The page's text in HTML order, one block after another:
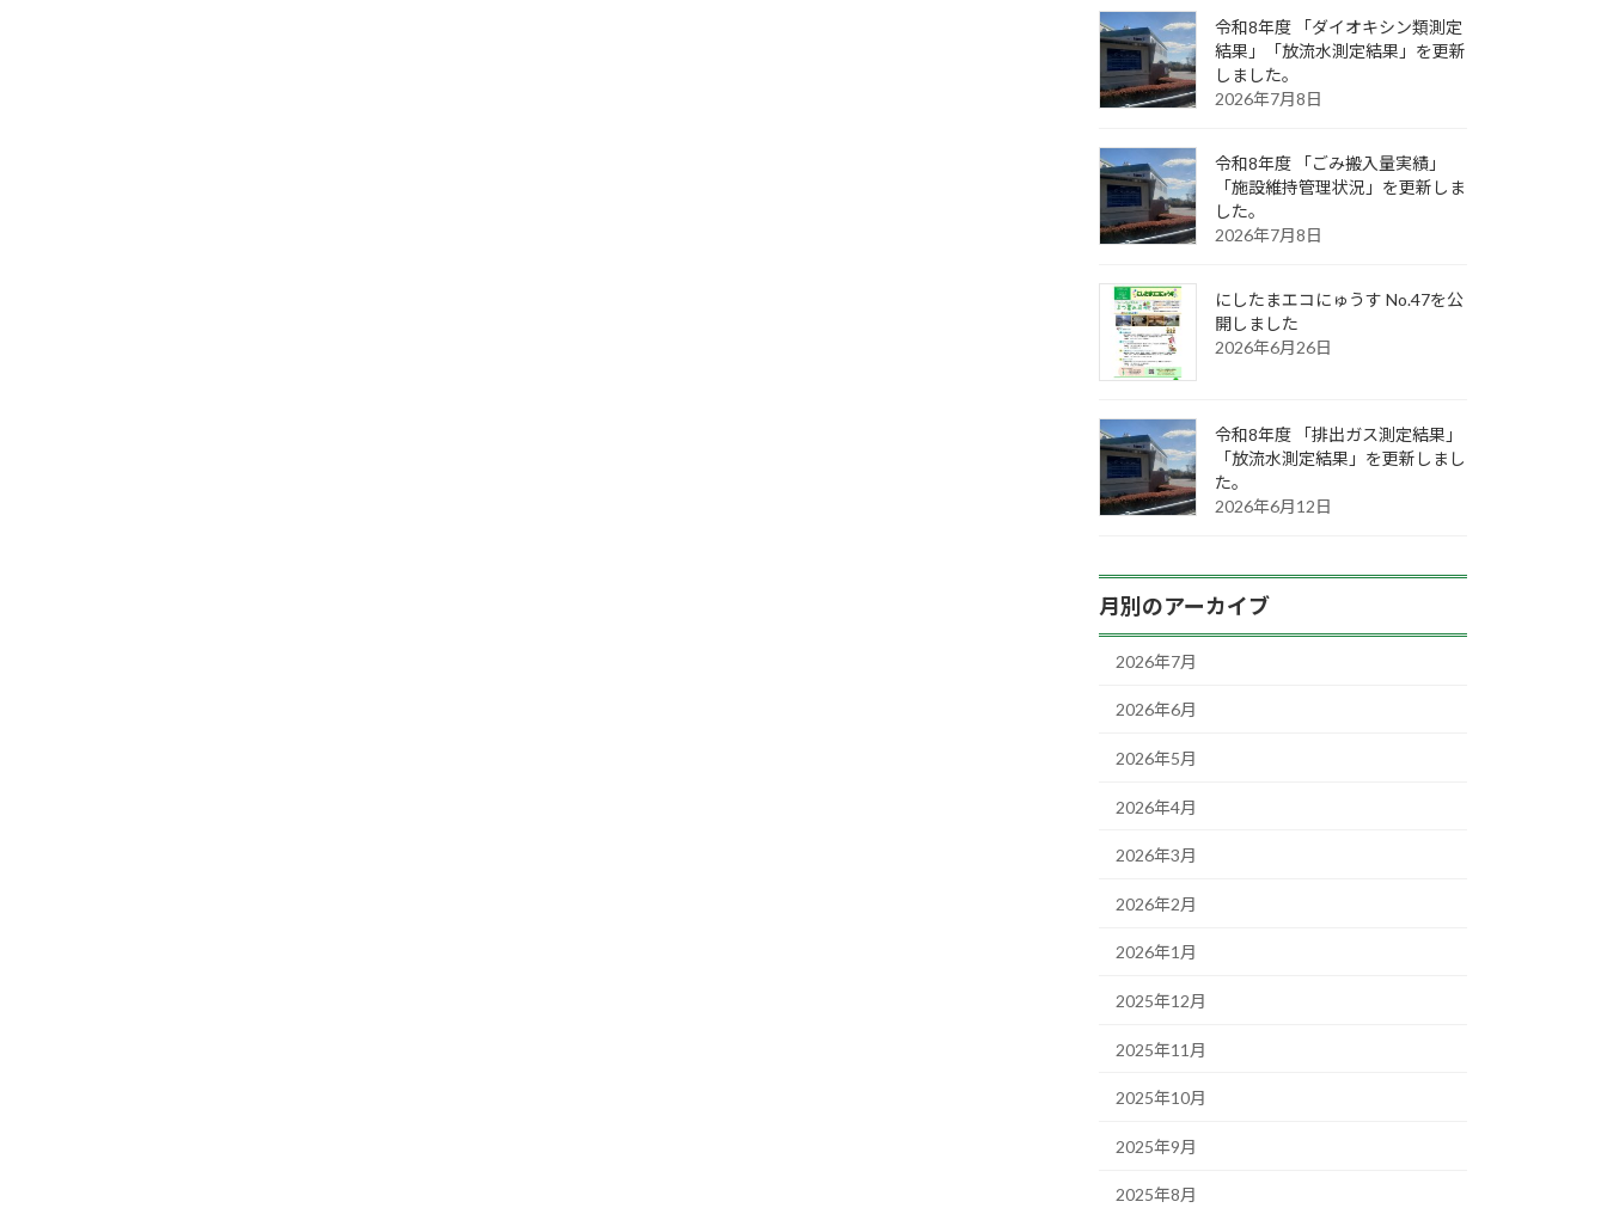
令和8年度 「ダイオキシン類測定
結果」「放流水測定結果」を更新
しました。
2026年7月8日
令和8年度 「ごみ搬入量実績」
「施設維持管理状況」を更新しま
した。
2026年7月8日
にしたまエコにゅうす No.47を公
開しました
2026年6月26日
令和8年度 「排出ガス測定結果」
「放流水測定結果」を更新しまし
た。
2026年6月12日
月別のアーカイブ
2026年7月
2026年6月
2026年5月
2026年4月
2026年3月
2026年2月
2026年1月
2025年12月
2025年11月
2025年10月
2025年9月
2025年8月